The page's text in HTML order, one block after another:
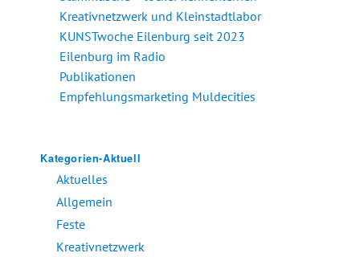
Kreativnetzwerk und Kleinstadtlabor
KUNSTwoche Eilenburg seit 2023
Eilenburg im Radio
Publikationen
Empfehlungsmarketing Muldecities
Kategorien-Aktuell
Aktuelles
Allgemein
Feste
Kreativnetzwerk